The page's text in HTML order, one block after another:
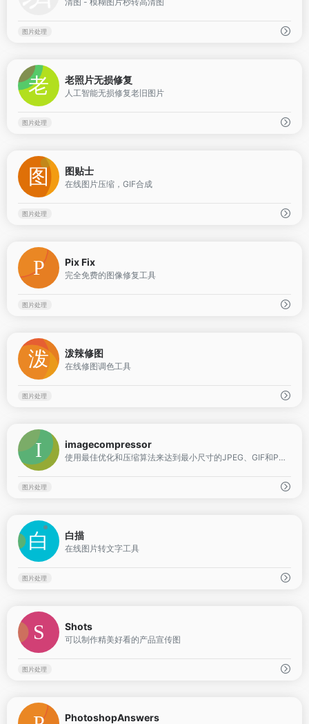
图片处理
老照片无损修复
人工智能无损修复老旧图片
图片处理
图贴士
在线图片压缩，GIF合成
图片处理
Pix Fix
完全免费的图像修复工具
图片处理
泼辣修图
在线修图调色工具
图片处理
imagecompressor
使用最佳优化和压缩算法来达到最小尺寸的JPEG、GIF和PNG图像
图片处理
白描
在线图片转文字工具
图片处理
Shots
可以制作精美好看的产品宣传图
图片处理
PhotoshopAnswers